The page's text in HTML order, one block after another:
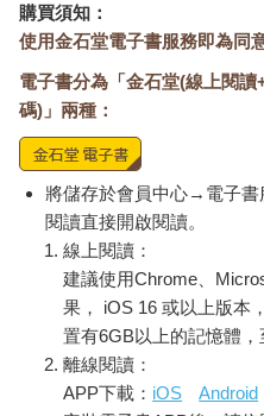
男性的優勢已經消失，女性從
性。
不僅大學的畢業生人數屢創新
她們比以往任何時候都更積極
高的律師、博士、醫生或MBA
40%，男性的百分比則是四十
取得長期、高薪和高成就感的
就，也成為她們自我認同的一部
她們大多數都有小孩––––是自
目前40歲中期或晚期的大學畢
小孩的則大約有1.5%。15年前
在45歲左右時生育過一個以上
的大學畢業女性較1950年代中
育率。現在50多歲，同時擁有
購買須知：
使用金石堂電子書服務即為同
電子書分為「金石堂(線上閱
碼)」兩種：
將儲存於會員中心→電子書
閱讀直接開啟閱讀。
線上閱讀：
建議使用Chrome、
果， iOS 16 或以上版本
置有6GB以上的記憶體
離線閱讀：
APP下載： iOS
Android